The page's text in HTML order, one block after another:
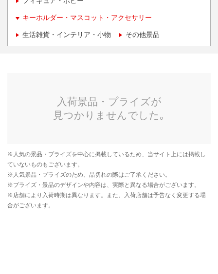
キーホルダー・マスコット・アクセサリー
生活雑貨・インテリア・小物 その他景品